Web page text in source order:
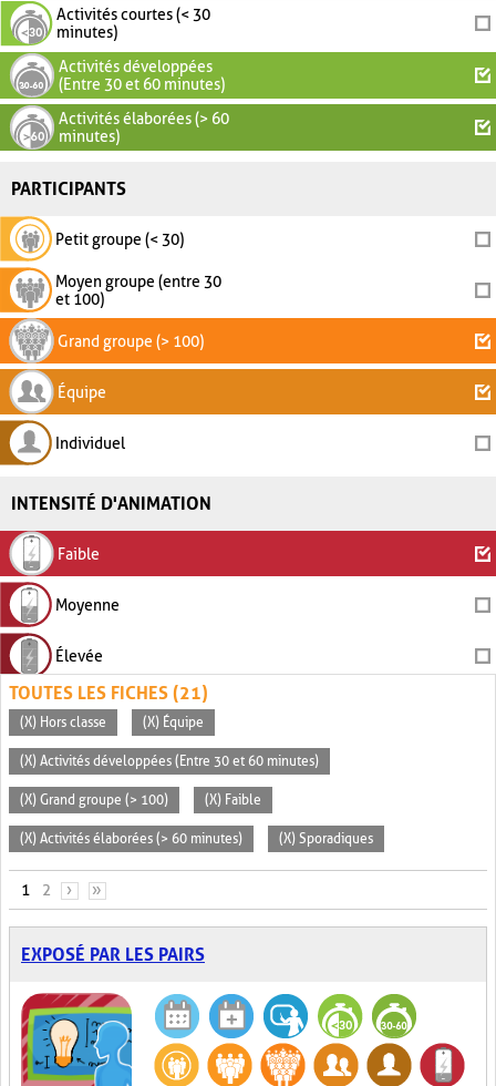
Activités courtes (< 30
minutes)
Activités développées
(Entre 30 et 60 minutes)
Activités élaborées (> 60
minutes)
PARTICIPANTS
Petit groupe (< 30)
Moyen groupe (entre 30
et 100)
Grand groupe (> 100)
Équipe
Individuel
INTENSITÉ D'ANIMATION
Faible
Moyenne
Élevée
TOUTES LES FICHES (21)
(X) Hors classe (X) Équipe
(X) Activités développées (Entre 30 et 60 minutes)
(X) Grand groupe (> 100) (X) Faible
(X) Activités élaborées (> 60 minutes) (X) Sporadiques
PAGES
1 2 › »
EXPOSÉ PAR LES PAIRS